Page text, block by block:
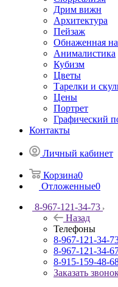
Дрим вижн
Архитектура
Пейзаж
Обнаженная
Анималистика
Кубизм
Цветы
Тарелки и
Цены
Портрет
Графический
Контакты
Личный кабинет
Корзина0
Отложенные0
8-967-121-34-73
Назад
Телефоны
8-967-121-34-
8-967-121-34-
8-915-159-48-
Заказать